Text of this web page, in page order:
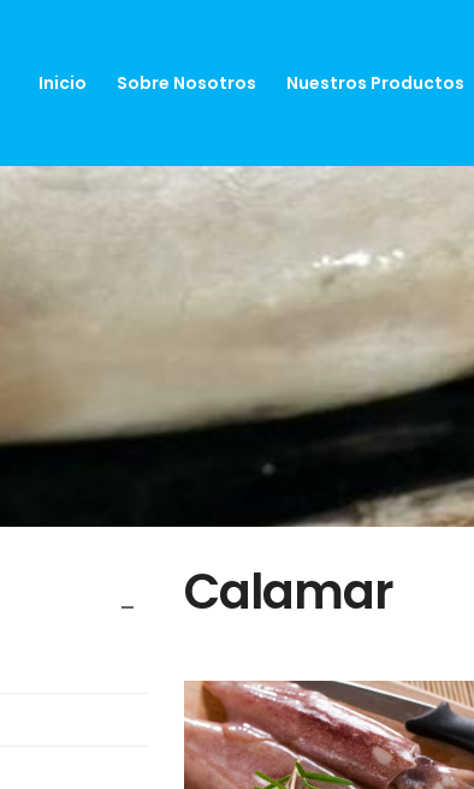
Inicio Sobre Nosotros Nuestros Productos
Calamar